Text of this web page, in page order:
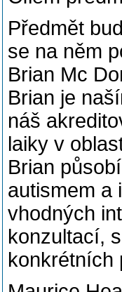
Předmět
se na něm
Brian Mc
Brian je
náš
laiky v
Brian
autismem a
vhodných
konzultací,
konkrétních